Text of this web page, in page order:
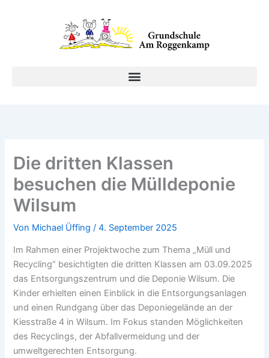
Die dritten Klassen
besuchen die Mülldeponie
Wilsum
Von Michael Üffing/4. September 2025
Im Rahmen einer Projektwoche zum Thema „Müll und
Recycling“ besichtigten die dritten Klassen am 03.09.2025
das Entsorgungszentrum und die Deponie Wilsum. Die
Kinder erhielten einen Einblick in die Entsorgungsanlagen
und einen Rundgang über das Deponiegelände an der
Kiesstraße 4 in Wilsum. Im Fokus standen Möglichkeiten
des Recyclings, der Abfallvermeidung und der
umweltgerechten Entsorgung.